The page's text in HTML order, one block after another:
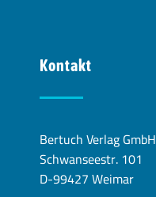
Kontakt
Bertuch Verlag GmbH
Schwanseestr. 101
D-99427 Weimar